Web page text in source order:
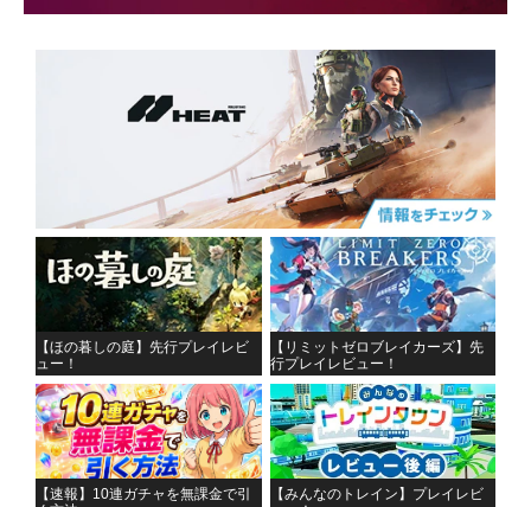
【ほの暮しの庭】先行プレイレビ
ュー！
【リミットゼロブレイカーズ】先
行プレイレビュー！
【速報】10連ガチャを無課金で引
【みんなのトレイン】プレイレビ